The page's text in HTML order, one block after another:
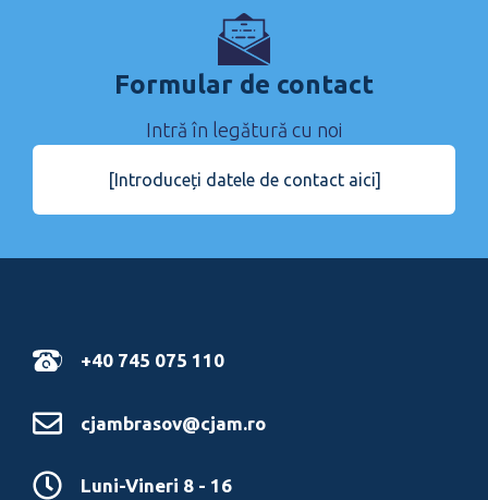
Formular de contact
Intră în legătură cu noi
[Introduceți datele de contact aici]
+40 745 075 110
cjambrasov@cjam.ro
Luni-Vineri 8 - 16